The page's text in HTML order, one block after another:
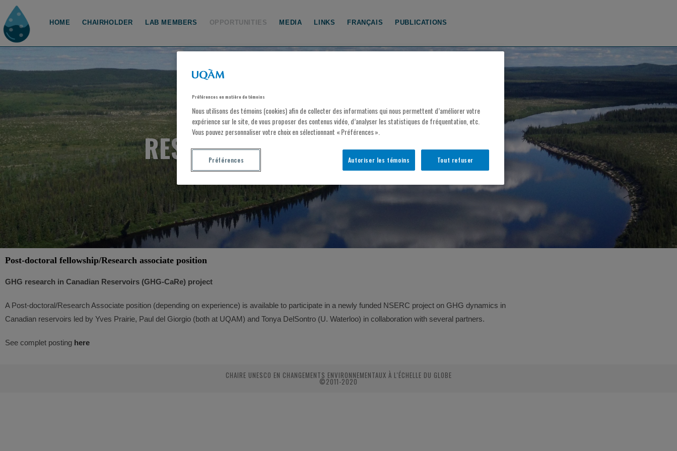
HOME CHAIRHOLDER LAB MEMBERS OPPORTUNITIES MEDIA LINKS FRANÇAIS PUBLICATIONS
RESEARCH OPPORTUNITIES
Post-doctoral fellowship/Research associate position
GHG research in Canadian Reservoirs (GHG-CaRe) project
A Post-doctoral/Research Associate position (depending on experience) is available to participate in a newly funded NSERC project on GHG dynamics in
Canadian reservoirs led by Yves Prairie, Paul del Giorgio (both at UQAM) and Tonya DelSontro (U. Waterloo) in collaboration with several partners.
See complet posting here
CHAIRE UNESCO EN CHANGEMENTS ENVIRONNEMENTAUX À L'ÉCHELLE DU GLOBE
©2011-2020
Préférences en matière de témoins
Nous utilisons des témoins (cookies) afin de collecter des informations qui nous permettent d’améliorer votre
expérience sur le site, de vous proposer des contenus vidéo, d’analyser les statistiques de fréquentation, etc.
Vous pouvez personnaliser votre choix en sélectionnant « Préférences ».
Tout refuser
Autoriser les témoins
Préférences